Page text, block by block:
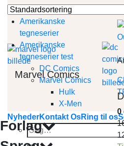
Marvel Comics
NyhederKontakt OsRing til os
Søg
efter:
Amerikanske
tegneserier
Amerikanske
tegneserier test
DC Comics
Marvel Comics
Hulk
X-Men
Forlag
0